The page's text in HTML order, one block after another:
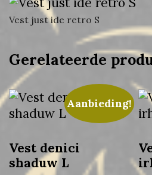
Vest just ide retro S
Gerelateerde
Aanbieding!
Vest denici
shaduw L